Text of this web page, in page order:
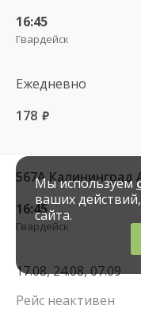
16:45
Гвардейск
Ежедневно
178 руб.
16:45
Гвардейск
17.08, 24.08, 07.09
Рейс неактивен
Мы используем
ваших
сайта.